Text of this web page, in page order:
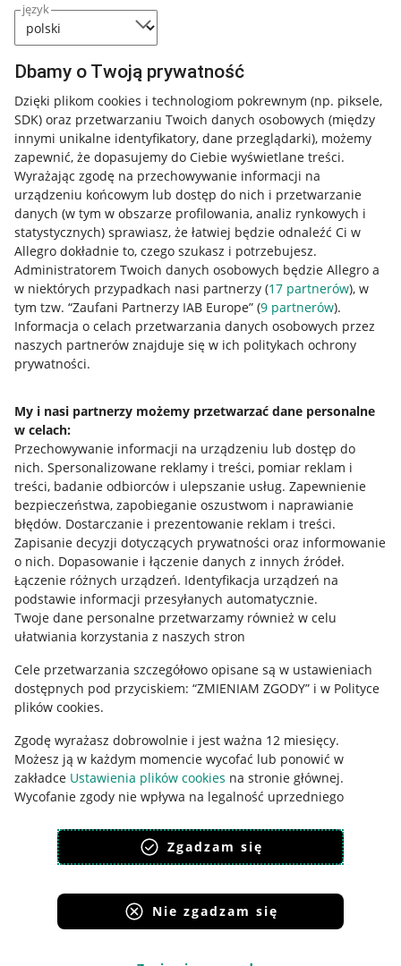
język
Dbamy o Twoją prywatność
Dzięki plikom cookies i technologiom pokrewnym (np. piksele,
SDK) oraz przetwarzaniu Twoich danych osobowych (między
innymi unikalne identyfikatory, dane przeglądarki), możemy
zapewnić, że dopasujemy do Ciebie wyświetlane treści.
Wyrażając zgodę na przechowywanie informacji na
urządzeniu końcowym lub dostęp do nich i przetwarzanie
danych (w tym w obszarze profilowania, analiz rynkowych i
statystycznych) sprawiasz, że łatwiej będzie odnaleźć Ci w
Allegro dokładnie to, czego szukasz i potrzebujesz.
Administratorem Twoich danych osobowych będzie Allegro a
w niektórych przypadkach nasi partnerzy (17 partnerów), w
tym tzw. “Zaufani Partnerzy IAB Europe” (9 partnerów).
Informacja o celach przetwarzania danych osobowych przez
naszych partnerów znajduje się w ich politykach ochrony
prywatności.
My i nasi partnerzy możemy przetwarzać dane personalne
w celach:
Przechowywanie informacji na urządzeniu lub dostęp do
nich. Spersonalizowane reklamy i treści, pomiar reklam i
treści, badanie odbiorców i ulepszanie usług. Zapewnienie
bezpieczeństwa, zapobieganie oszustwom i naprawianie
błędów. Dostarczanie i prezentowanie reklam i treści.
Zapisanie decyzji dotyczących prywatności oraz informowanie
o nich. Dopasowanie i łączenie danych z innych źródeł.
Łączenie różnych urządzeń. Identyfikacja urządzeń na
podstawie informacji przesyłanych automatycznie.
Twoje dane personalne przetwarzamy również w celu
ułatwiania korzystania z naszych stron
Cele przetwarzania szczegółowo opisane są w ustawieniach
dostępnych pod przyciskiem: “ZMIENIAM ZGODY” i w Polityce
plików cookies.
Zgodę wyrażasz dobrowolnie i jest ważna 12 miesięcy.
Możesz ją w każdym momencie wycofać lub ponowić w
zakładce Ustawienia plików cookies na stronie głównej.
Wycofanie zgody nie wpływa na legalność uprzedniego
polityka plików cookies
polityka ochrony prywatności
Zgadzam się
Nie zgadzam się
Nawigacja
Przydatne informacje
Jak to działa
Napisz do nas
Allegro Gadane dla kupujących
Mapa miejscowości
Informacje prawne
Regulamin
Polityka plików "cookies"
Ustawienia plików "cookies"
Udostępnianie lokalizacji
Pobierz aplikację
Korzystanie z serwisu oznacza akceptacjęregulaminu